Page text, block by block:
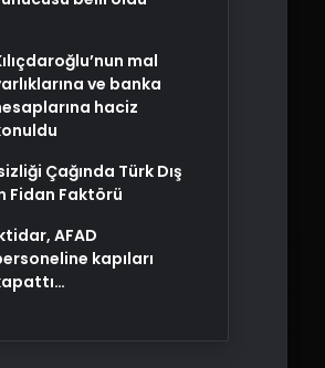
mal
ve banka
haciz
Çağında Türk Dış
Fidan Faktörü
AFAD
kapıları